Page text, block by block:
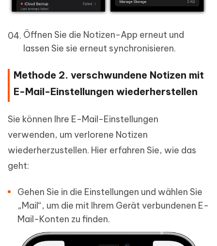
Öffnen Sie die Notizen-App erneut und
lassen Sie sie erneut synchronisieren.
Methode 2. verschwundene Notizen mit
E-Mail-Einstellungen wiederherstellen
Sie können Ihre E-Mail-Einstellungen
verwenden, um verlorene Notizen
wiederherzustellen. Hier erfahren Sie, wie das
geht:
Gehen Sie in die Einstellungen und wählen Sie
„Mail“, um die mit Ihrem Gerät verbundenen E-
Mail-Konten zu finden.